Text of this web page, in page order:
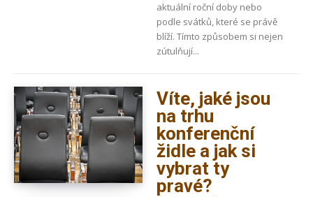
aktuální roční doby nebo
podle svátků, které se právě
blíží. Tímto způsobem si nejen
zútulňují...
Víte, jaké jsou
na trhu
konferenční
židle a jak si
vybrat ty
pravé?